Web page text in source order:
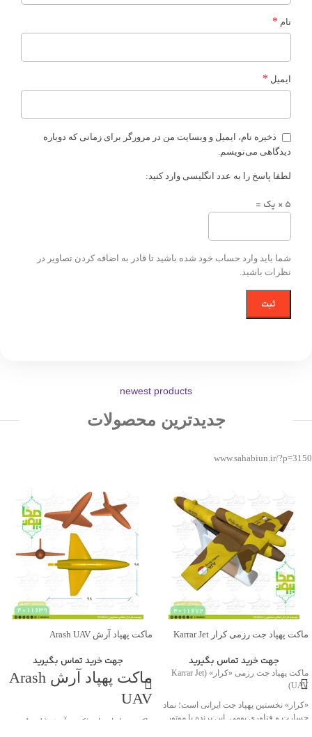
نام *
ایمیل *
ذخیره نام، ایمیل و وبسایت من در مرورگر برای زمانی که دوباره
دیدگاهی می‌نویسم.
لطفا پاسخ را به عدد انگلیسی وارد کنید:
5 × یک =
شما باید وارد حساب خود شده باشید تا قادر به اضافه کردن تصاویر در
نظرات باشید.
newest products
جدیدترین محصولات
www.sahabiun.ir/?p=3150
ماکت پهپاد جت رزمی کرار Karrar Jet
جهت خرید تماس بگیرید
ماکت پهپاد جت رزمی «کرار» (Karrar Jet
UAV)
«کرار» نخستین پهپاد جت ایرانی است؛ نماد
جسارت و فناوری بومی. این پرنده با موتور
ماکت پهپاد آرش Arash UAV
جهت خرید تماس بگیرید
ماکت پهپاد آرش Arash
UAV
ماکت پهپاد انتحاری/کروز آرش (Arash